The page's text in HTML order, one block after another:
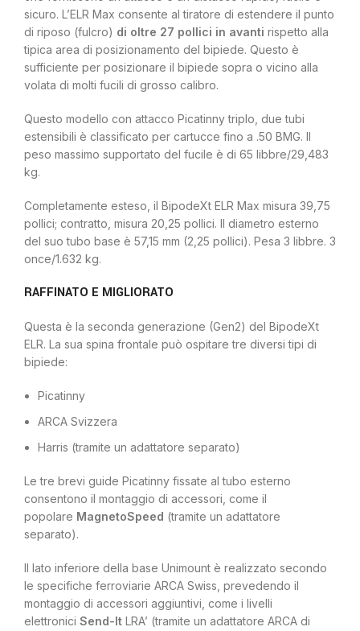
sicuro. L’ELR Max consente al tiratore di estendere il punto
di riposo (fulcro) di oltre 27 pollici in avanti rispetto alla
tipica area di posizionamento del bipiede. Questo è
sufficiente per posizionare il bipiede sopra o vicino alla
volata di molti fucili di grosso calibro.
Questo modello con attacco Picatinny triplo, due tubi
estensibili è classificato per cartucce fino a .50 BMG. Il
peso massimo supportato del fucile è di 65 libbre/29,483
kg.
Completamente esteso, il BipodeXt ELR Max misura 39,75
pollici; contratto, misura 20,25 pollici. Il diametro esterno
del suo tubo base è 57,15 mm (2,25 pollici). Pesa 3 libbre. 3
once/1.632 kg.
RAFFINATO E MIGLIORATO
Questa è la seconda generazione (Gen2) del BipodeXt
ELR. La sua spina frontale può ospitare tre diversi tipi di
bipiede:
Picatinny
ARCA Svizzera
Harris (tramite un adattatore separato)
Le tre brevi guide Picatinny fissate al tubo esterno
consentono il montaggio di accessori, come il
popolare MagnetoSpeed ​​(tramite un adattatore
separato).
Il lato inferiore della base Unimount è realizzato secondo
le specifiche ferroviarie ARCA Swiss, prevedendo il
montaggio di accessori aggiuntivi, come i livelli
elettronici Send-It LRA’ (tramite un adattatore ARCA di